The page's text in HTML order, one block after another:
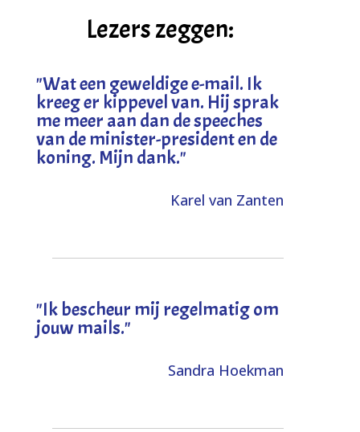
Lezers zeggen:
"Wat een geweldige e-mail. Ik
kreeg er kippevel van. Hij sprak
me meer aan dan de speeches
van de minister-president en de
koning. Mijn dank."
Karel van Zanten
"Ik bescheur mij regelmatig om
jouw mails."
Sandra Hoekman